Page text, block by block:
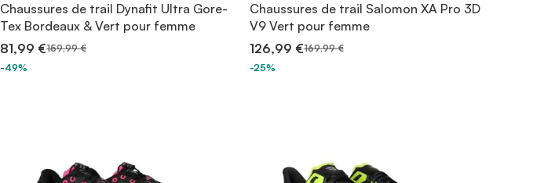
Chaussures de trail Dynafit Ultra Gore-
Tex Bordeaux & Vert pour femme
81,99 €159,99 €
-49%
Chaussures de trail Salomon XA Pro 3D
V9 Vert pour femme
126,99 €169,99 €
-25%